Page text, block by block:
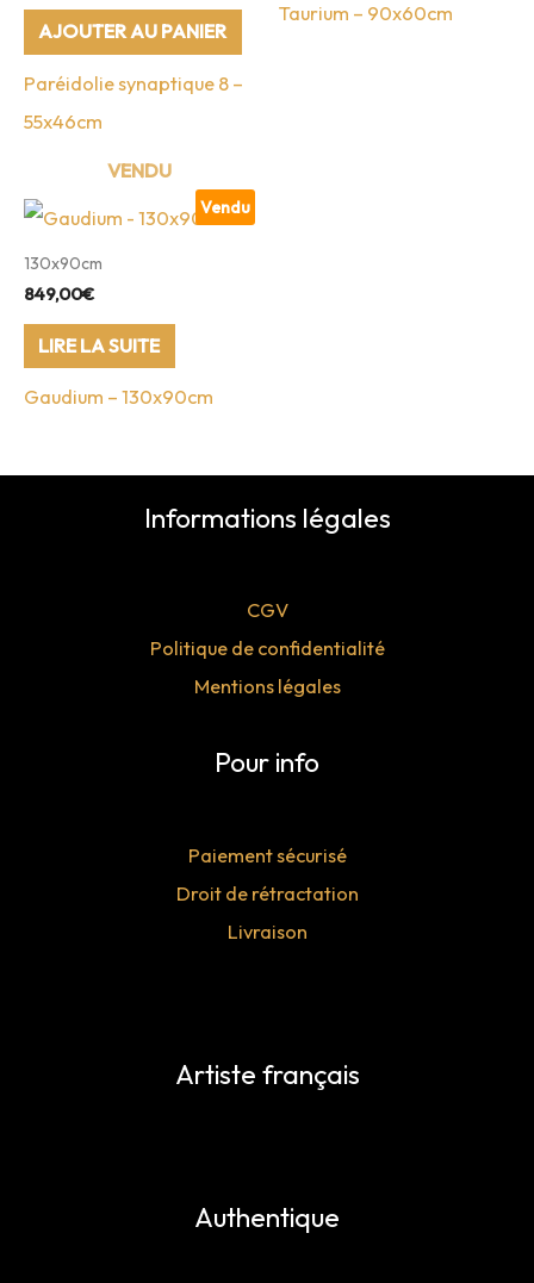
AJOUTER AU PANIER
Paréidolie synaptique 8 –
55x46cm
Taurium – 90x60cm
Vendu
130x90cm
849,00€
LIRE LA SUITE
Gaudium – 130x90cm
Informations légales
CGV
Politique de confidentialité
Mentions légales
Pour info
Paiement sécurisé
Droit de rétractation
Livraison
Artiste français
Authentique